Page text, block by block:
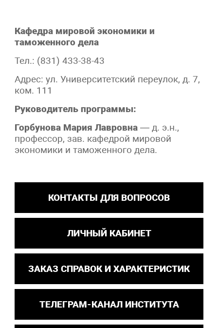
Кафедра мировой экономики и
таможенного дела
Тел.: (831) 433-38-43
Адрес: ул. Университетский переулок, д. 7,
ком. 111
Руководитель программы:
Горбунова Мария Лавровна — д. э.н.,
профессор, зав. кафедрой мировой
экономики и таможенного дела.
КОНТАКТЫ ДЛЯ ВОПРОСОВ
ЛИЧНЫЙ КАБИНЕТ
ЗАКАЗ СПРАВОК И ХАРАКТЕРИСТИК
ТЕЛЕГРАМ-КАНАЛ ИНСТИТУТА